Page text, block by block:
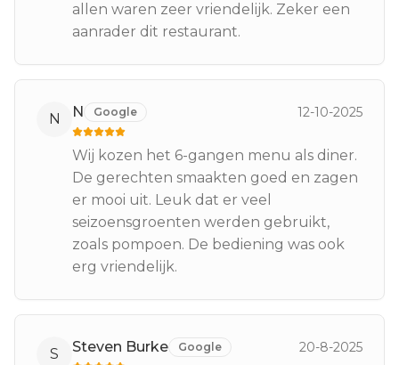
allen waren zeer vriendelijk. Zeker een
aanrader dit restaurant.
N N Google 12-10-2025
Wij kozen het 6-gangen menu als diner.
De gerechten smaakten goed en zagen
er mooi uit. Leuk dat er veel
seizoensgroenten werden gebruikt,
zoals pompoen. De bediening was ook
erg vriendelijk.
S Steven Burke Google 20-8-2025